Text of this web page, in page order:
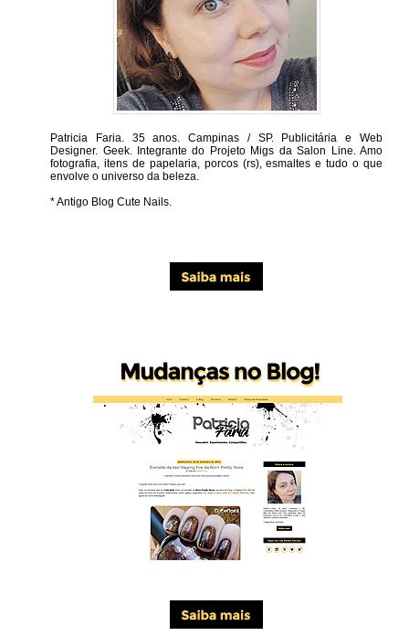
Patricia Faria. 35 anos. Campinas / SP. Publicitária e Web
Designer. Geek. Integrante do Projeto Migs da Salon Line. Amo
fotografia, itens de papelaria, porcos (rs), esmaltes e tudo o que
envolve o universo da beleza.
* Antigo Blog Cute Nails.